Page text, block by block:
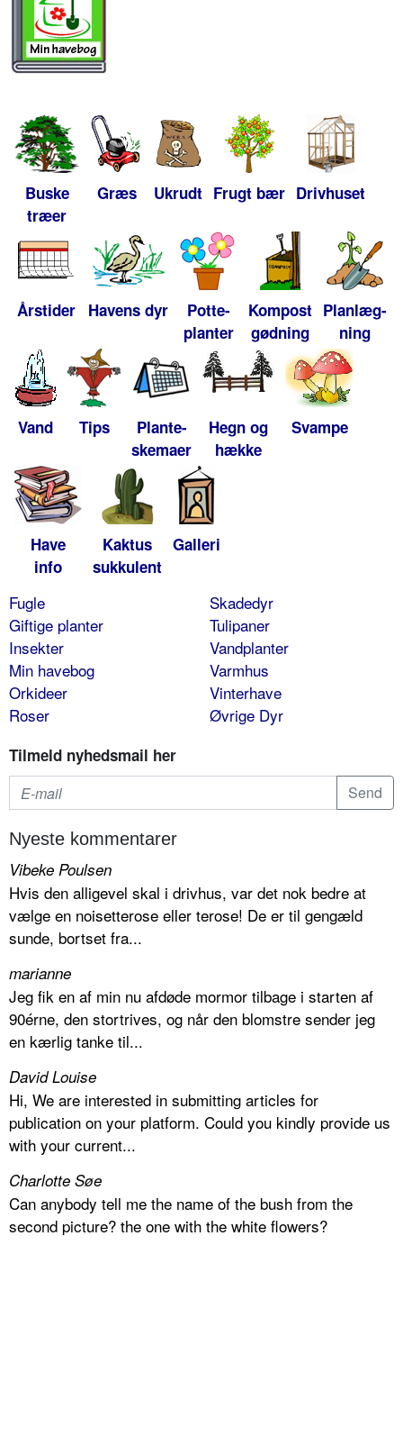
Buske
træer
Græs Ukrudt Frugt bær Drivhuset
Årstider Havens dyr
Potte-
planter
Kompost
gødning
Planlæg-
ning
Vand Tips
Plante-
skemaer
Hegn og
hække
Svampe
Have
info
Kaktus
sukkulent
Galleri
Fugle
Giftige planter
Insekter
Min havebog
Orkideer
Roser
Skadedyr
Tulipaner
Vandplanter
Varmhus
Vinterhave
Øvrige Dyr
Tilmeld nyhedsmail her
Nyeste kommentarer
Vibeke Poulsen
Hvis den alligevel skal i drivhus, var det nok bedre at
vælge en noisetterose eller terose! De er til gengæld
sunde, bortset fra...
marianne
Jeg fik en af min nu afdøde mormor tilbage i starten af
90érne, den stortrives, og når den blomstre sender jeg
en kærlig tanke til...
David Louise
Hi, We are interested in submitting articles for
publication on your platform. Could you kindly provide us
with your current...
Charlotte Søe
Can anybody tell me the name of the bush from the
second picture? the one with the white flowers?